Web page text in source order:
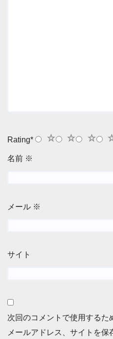
Rating* 4
3
2
1
名前 ※
メール ※
サイト
次回のコメントで使用するた
メールアドレス、サイトを保